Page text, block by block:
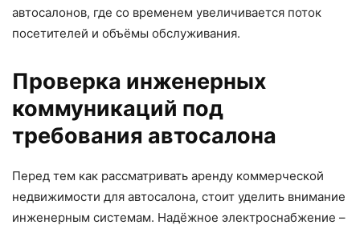
автосалонов, где со временем увеличивается поток
посетителей и объёмы обслуживания.
Проверка инженерных
коммуникаций под
требования автосалона
Перед тем как рассматривать аренду коммерческой
недвижимости для автосалона, стоит уделить внимание
инженерным системам. Надёжное электроснабжение –